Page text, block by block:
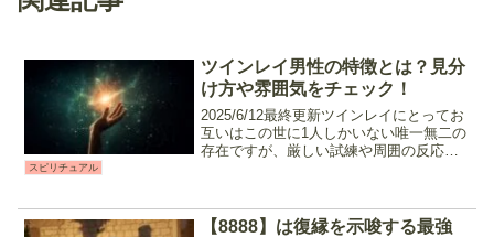
スピリチュアル
ツインレイ男性の特徴とは？見分
け方や雰囲気をチェック！
2025/6/12最終更新ツインレイにとってお
互いはこの世に1人しかいない唯一無二の
存在ですが、厳しい試練や周囲の反応、
ーを見分ける...
【8888】は復縁を示唆する最強